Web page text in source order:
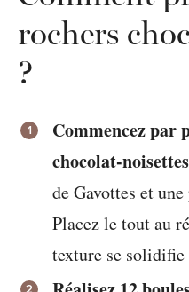
rochers
?
Commencez par
chocolat-noisettes
de Gavottes et
Placez le tout au
texture se